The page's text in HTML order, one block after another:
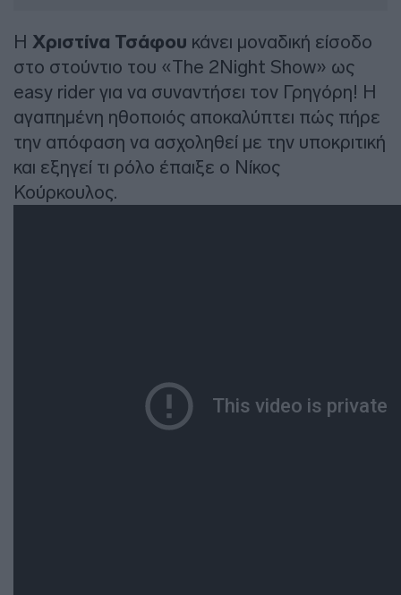
Η Χριστίνα Τσάφου κάνει μοναδική είσοδο
στο στούντιο του «The 2Night Show» ως
easy rider για να συναντήσει τον Γρηγόρη! Η
αγαπημένη ηθοποιός αποκαλύπτει πώς πήρε
την απόφαση να ασχοληθεί με την υποκριτική
και εξηγεί τι ρόλο έπαιξε ο Νίκος
Κούρκουλος.